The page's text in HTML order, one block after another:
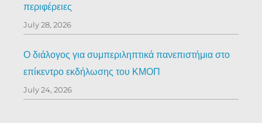
περιφέρειες
July 28, 2026
Ο διάλογος για συμπεριληπτικά πανεπιστήμια στο
επίκεντρο εκδήλωσης του ΚΜΟΠ
July 24, 2026